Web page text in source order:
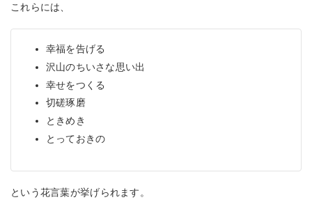
これらには、
幸福を告げる
沢山のちいさな思い出
幸せをつくる
切磋琢磨
ときめき
とっておきの
という花言葉が挙げられます。